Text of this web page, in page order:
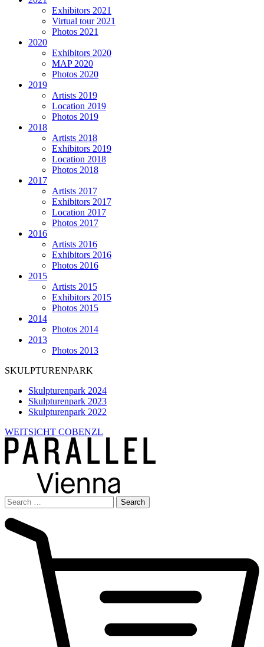
Exhibitors 2021
Virtual tour 2021
Photos 2021
2020
Exhibitors 2020
MAP 2020
Photos 2020
2019
Artists 2019
Location 2019
Photos 2019
2018
Artists 2018
Exhibitors 2019
Location 2018
Photos 2018
2017
Artists 2017
Exhibitors 2017
Location 2017
Photos 2017
2016
Artists 2016
Exhibitors 2016
Photos 2016
2015
Artists 2015
Exhibitors 2015
Photos 2015
2014
Photos 2014
2013
Photos 2013
SKULPTURENPARK
Skulpturenpark 2024
Skulpturenpark 2023
Skulpturenpark 2022
WEITSICHT COBENZL
Search
for: